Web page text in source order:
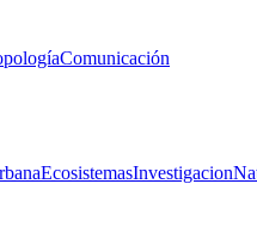
Comunicación
EcosistemasInvestigacion